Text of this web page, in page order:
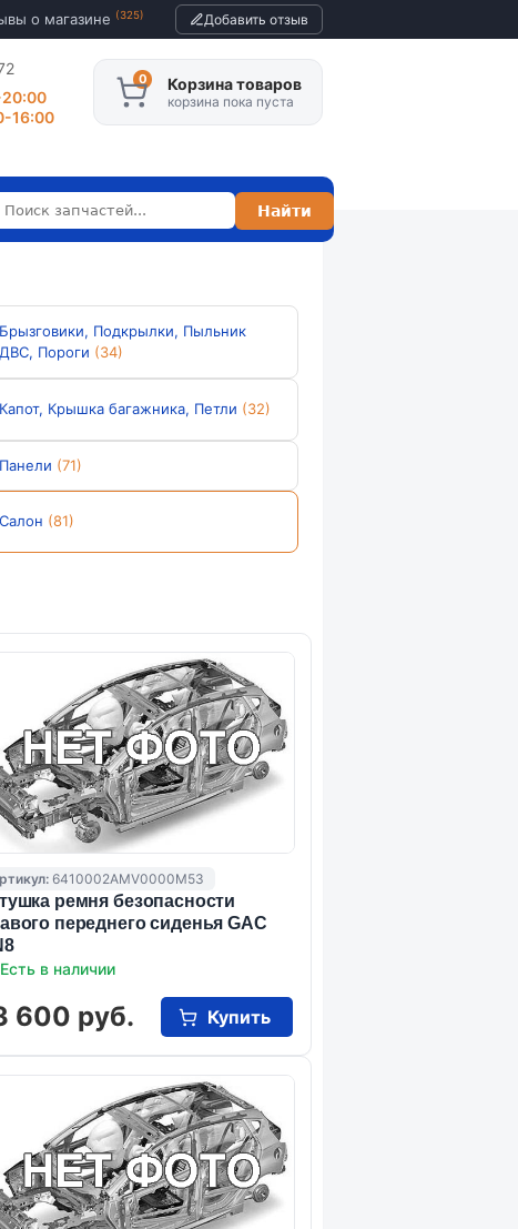
о магазине (325) Добавить отзыв
16:00
Корзина товаров
корзина пока пуста
Брызговики, Подкрылки, Пыльник
ДВС, Пороги (34)
Капот, Крышка багажника, Петли (32)
Панели (71)
Салон (81)
6410002AMV0000M53
ремня безопасности
переднего сиденья GAC
Есть в наличии
600 руб. Купить